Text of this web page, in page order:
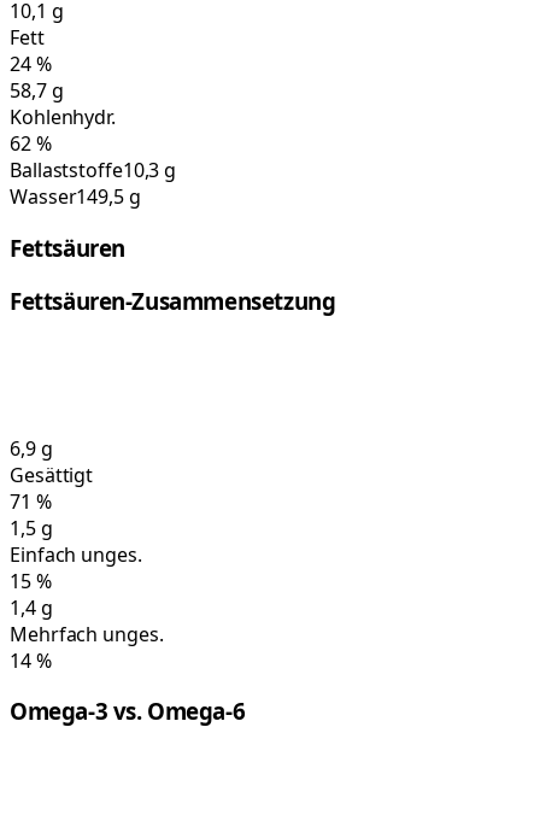
10,1 g
Fett
24%
58,7g
Kohlenhydr.
62%
Ballaststoffe10,3 g
Wasser149,5 g
Fettsäuren
Fettsäuren-Zusammensetzung
6,9g
Gesättigt
71 %
1,5g
Einfach unges.
15%
1,4g
Mehrfach unges.
14%
Omega-3 vs. Omega-6